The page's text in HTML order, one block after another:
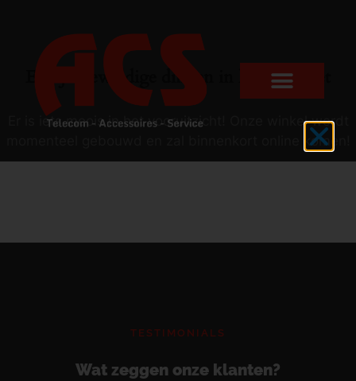
Er zijn geweldige dingen in het verschiet
Er is iets moois in het vooruitzicht! Onze winkel wordt
momenteel gebouwd en zal binnenkort online komen!
TESTIMONIALS
Wat zeggen onze klanten?